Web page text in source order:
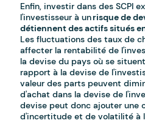
Enfin, investir dans des SCPI
l'investisseur à unrisque de
détiennent des actifs situés
Les fluctuations des taux de
affecter la rentabilité de
la devise du pays où se
rapport à la devise de
valeur des parts peuvent
d'achat dans la devise de
devise peut donc ajouter une
d'incertitude et de volatilité à